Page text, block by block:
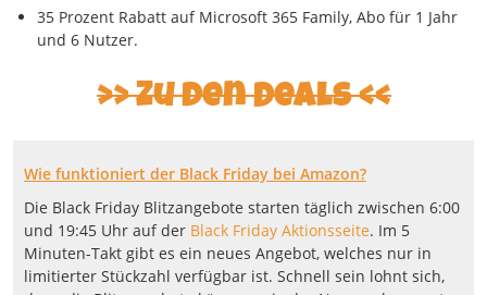
35 Prozent Rabatt auf Microsoft 365 Family, Abo für 1 Jahr
und 6 Nutzer.
Zu den Deals
Wie funktioniert der Black Friday bei Amazon?
Die Black Friday Blitzangebote starten täglich zwischen 6:00
und 19:45 Uhr auf der Black Friday Aktionsseite. Im 5
Minuten-Takt gibt es ein neues Angebot, welches nur in
limitierter Stückzahl verfügbar ist. Schnell sein lohnt sich,